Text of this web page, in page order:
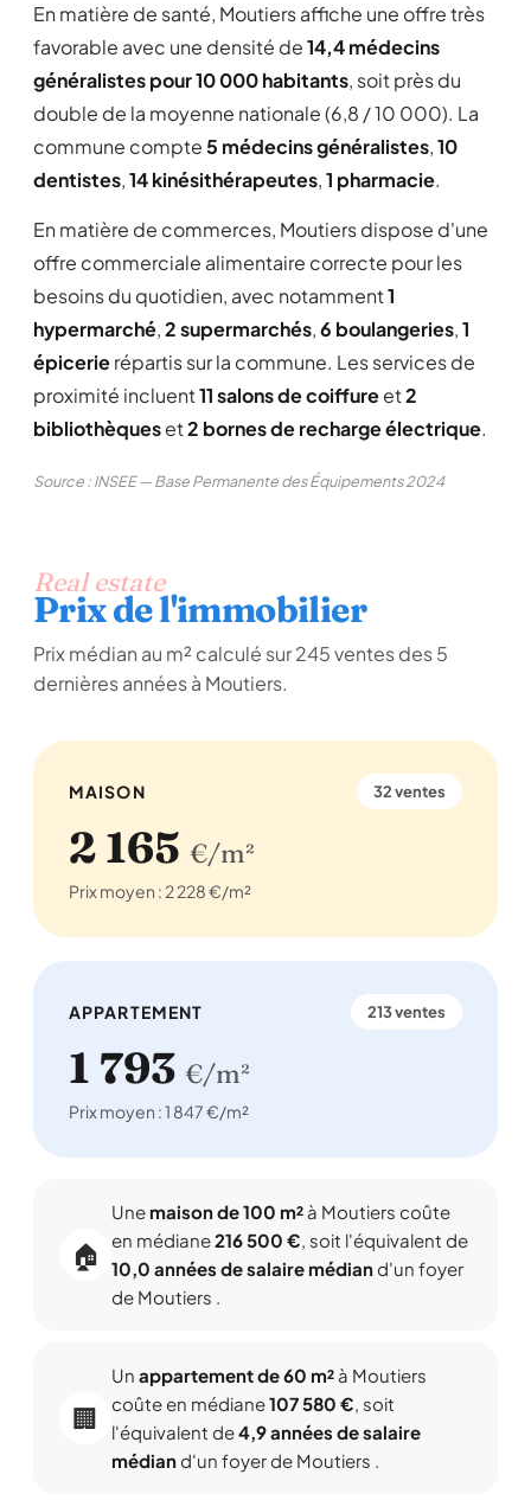
En matière de santé, Moutiers affiche une offre très
favorable avec une densité de14,4 médecins
généralistes pour 10 000 habitants, soit près du
double de la moyenne nationale (6,8 / 10 000). La
commune compte5 médecins généralistes,10
dentistes,14 kinésithérapeutes,1 pharmacie.
En matière de commerces, Moutiers dispose d'une
offre commerciale alimentaire correcte pour les
besoins du quotidien, avec notamment1
hypermarché,2 supermarchés,6 boulangeries,1
épicerierépartis sur la commune. Les services de
proximité incluent11 salons de coiffureet2
bibliothèqueset2 bornes de recharge électrique.
Source : INSEE — Base Permanente des Équipements 2024
Real estate
Prix de l'immobilier
Prix médian au m² calculé sur 245 ventes des 5
dernières années à Moutiers.
MAISON 32 ventes
2 165 €/m²
Prix moyen : 2 228 €/m²
APPARTEMENT 213 ventes
1 793 €/m²
Prix moyen : 1 847 €/m²
🏠
Une maison de 100 m² à Moutiers coûte
en médiane216 500 €, soit l'équivalent de
10,0 années de salaire médiand'un foyer
de Moutiers .
🏢
Un appartement de 60 m² à Moutiers
coûte en médiane107 580 €, soit
l'équivalent de4,9 années de salaire
médiand'un foyer de Moutiers .